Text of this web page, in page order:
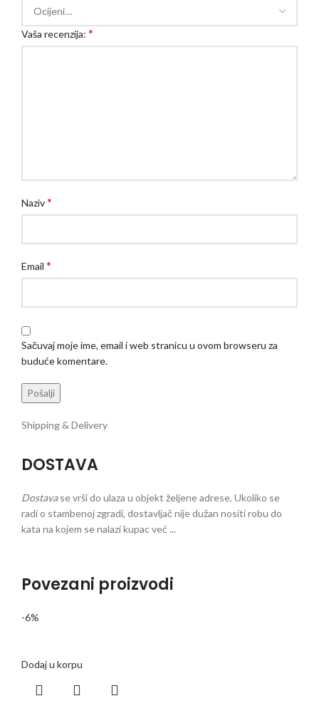
Vaša recenzija: *
Naziv*
Email *
Sačuvaj moje ime, email i web stranicu u ovom browseru za
buduće komentare.
Shipping & Delivery
DOSTAVA
Dostavase vrši do ulaza u objekt željene adrese. Ukoliko se
radi o stambenoj zgradi, dostavljač nije dužan nositi robu do
kata na kojem se nalazi kupac već ...
Povezani proizvodi
-6%
Dodaj u korpu